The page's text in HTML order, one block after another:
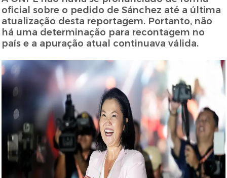
oficial sobre o pedido de Sánchez até a última
atualização desta reportagem. Portanto, não
há uma determinação para recontagem no
país e a apuração atual continuava válida.